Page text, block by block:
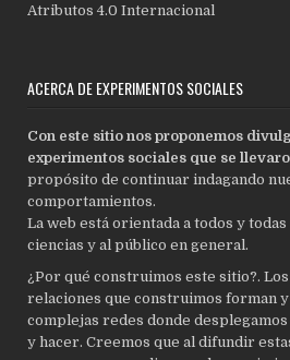
Atributos 4.0 Internacional
ACERCA DE EXPERIMENTOS SOCIALES
Con este sitio nos proponemos
experimentos sociales que se
propósito de continuar indagando
comportamientos.
La web está orientada a todos y
ciencias y al público en general.
¿Por qué construimos este sitio?.
relaciones que construimos forman
complejas redes donde
y hacer. Creemos que al difundir